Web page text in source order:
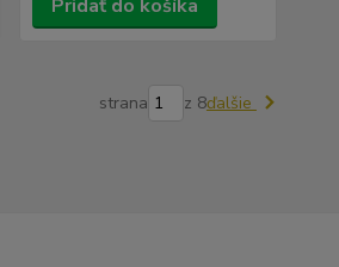
Pridať do košíka
strana z 8ďalšie